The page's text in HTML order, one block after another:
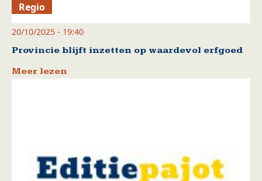
Regio
20/10/2025 - 19:40
Provincie blijft inzetten op waardevol erfgoed
Meer lezen